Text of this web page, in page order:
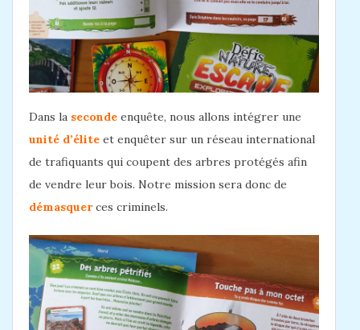
Dans la seconde enquête, nous allons intégrer une
unité d’élite et enquêter sur un réseau international
de trafiquants qui coupent des arbres protégés afin
de vendre leur bois. Notre mission sera donc de
démasquerces criminels.